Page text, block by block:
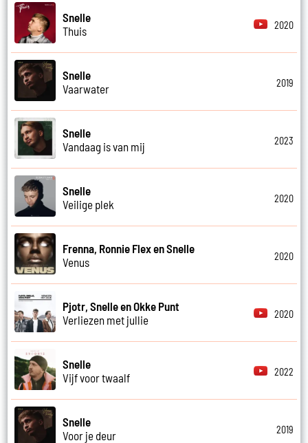
Snelle
Thuis
2020
Snelle
Vaarwater
2019
Snelle
Vandaag is van mij
2023
Snelle
Veilige plek
2020
Frenna, Ronnie Flex en Snelle
Venus
2020
Pjotr, Snelle en Okke Punt
Verliezen met jullie
2020
Snelle
Vijf voor twaalf
2022
Snelle
Voor je deur
2019